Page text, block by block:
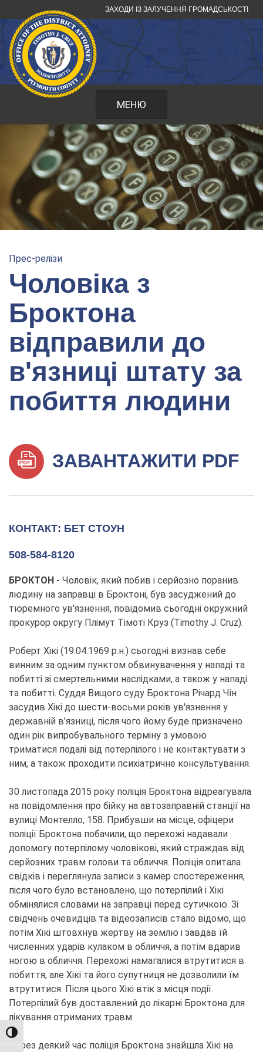
TOGGLE HIGH CONTRAST
до
змісту
ЗАХОДИ ІЗ ЗАЛУЧЕННЯ ГРОМАДСЬКОСТІ
МЕНЮ
Прес-релізи
Чоловіка з
Броктона
відправили до
в'язниці штату за
побиття людини
ЗАВАНТАЖИТИ PDF
КОНТАКТ: БЕТ СТОУН
508-584-8120
БРОКТОН - Чоловік, який побив і серйозно поранив
людину на заправці в Броктоні, був засуджений до
тюремного ув'язнення, повідомив сьогодні окружний
прокурор округу Плімут Тімоті Круз (Timothy J. Cruz).
Роберт Хікі (19.04.1969 р.н.) сьогодні визнав себе
винним за одним пунктом обвинувачення у нападі та
побитті зі смертельними наслідками, а також у нападі
та побитті. Суддя Вищого суду Броктона Річард Чін
засудив Хікі до шести-восьми років ув'язнення у
державній в'язниці, після чого йому буде призначено
один рік випробувального терміну з умовою
триматися подалі від потерпілого і не контактувати з
ним, а також проходити психіатричне консультування.
30 листопада 2015 року поліція Броктона відреагувала
на повідомлення про бійку на автозаправній станції на
вулиці Монтелло, 158. Прибувши на місце, офіцери
поліції Броктона побачили, що перехожі надавали
допомогу потерпілому чоловікові, який страждав від
серйозних травм голови та обличчя. Поліція опитала
свідків і переглянула записи з камер спостереження,
після чого було встановлено, що потерпілий і Хікі
обмінялися словами на заправці перед сутичкою. Зі
свідчень очевидців та відеозаписів стало відомо, що
потім Хікі штовхнув жертву на землю і завдав їй
численних ударів кулаком в обличчя, а потім вдарив
ногою в обличчя. Перехожі намагалися втрутитися в
побиття, але Хікі та його супутниця не дозволили їм
втрутитися. Після цього Хікі втік з місця події.
Потерпілий був доставлений до лікарні Броктона для
лікування отриманих травм.
Через деякий час поліція Броктона знайшла Хікі на